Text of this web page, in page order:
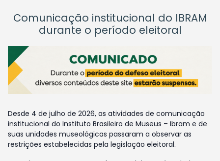
Comunicação institucional do IBRAM
durante o período eleitoral
Desde 4 de julho de 2026, as atividades de comunicação
institucional do Instituto Brasileiro de Museus – Ibram e de
suas unidades museológicas passaram a observar as
restrições estabelecidas pela legislação eleitoral.